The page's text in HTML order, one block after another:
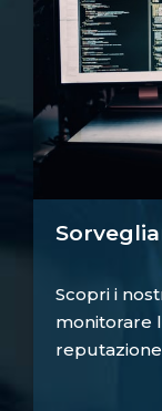
Scopri i
monitorare